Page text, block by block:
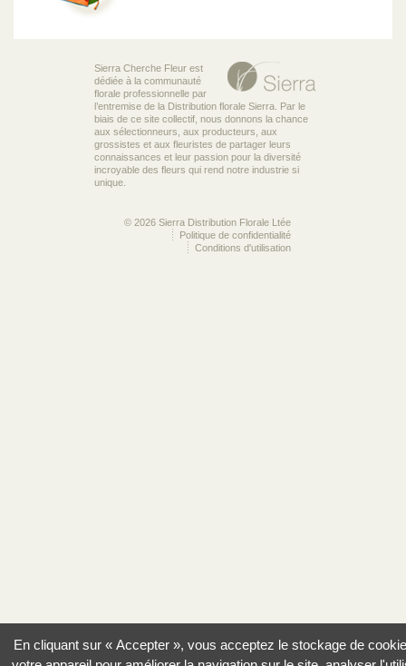
Sierra Cherche Fleur est
dédiée à la communauté
florale professionnelle par
l’entremise de la Distribution florale Sierra. Par le
biais de ce site collectif, nous donnons la chance
aux sélectionneurs, aux producteurs, aux
grossistes et aux fleuristes de partager leurs
connaissances et leur passion pour la diversité
incroyable des fleurs qui rend notre industrie si
unique.
© 2026 Sierra Distribution Florale Ltée
Politique de confidentialité
Conditions d'utilisation
En cliquant sur « Accepter », vous acceptez le stockage de